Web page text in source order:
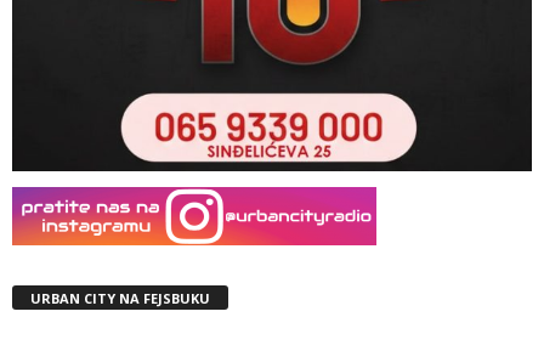
URBAN CITY NA FEJSBUKU